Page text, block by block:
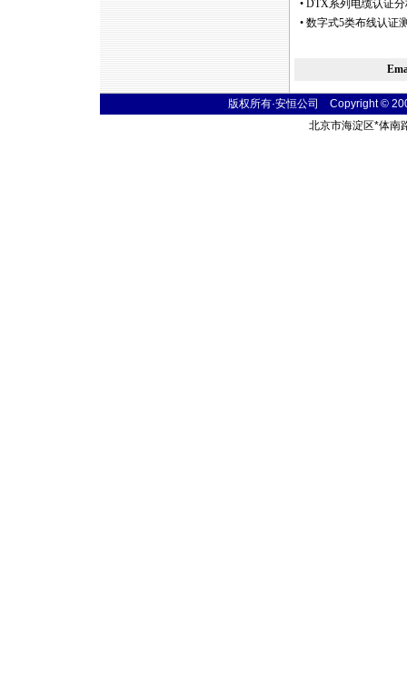
• DTX系列电缆认证
• 数字式5类布线认证
版权所有·安恒公司 Copyright ©
北京市海淀区*体南